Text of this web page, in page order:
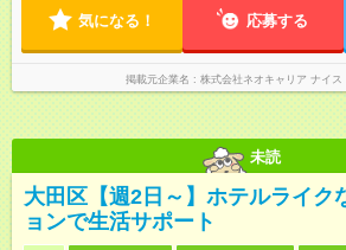
気になる！ 応募する
掲載元企業名 株式会社ネオキャリア ナイス
未読
大田区【週2日～】ホテルライク
ョンで生活サポート